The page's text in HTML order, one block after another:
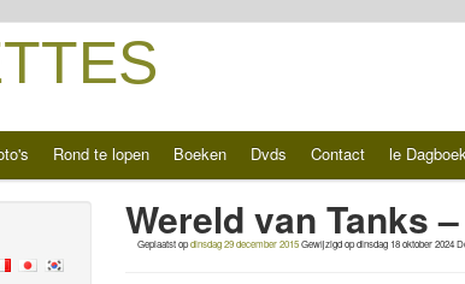
Rond te lopen Boeken Dvds Contact le
Wereld van Tanks
Geplaatst opdinsdag 29 december 2015Gewijzigd opdinsdag 18 oktober 2024